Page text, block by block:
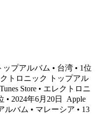
ップアルバム • 台湾 • 1位
クトロニック トップアル
Store • エレクトロニ
• 2024年6月20日
Apple
ルバム • マレーシア • 13